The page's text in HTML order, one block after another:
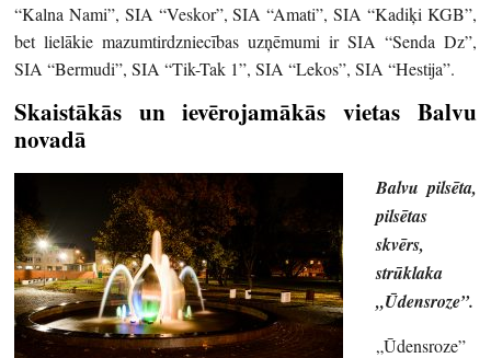
“Kalna Nami”, SIA “Veskor”, SIA “Amati”, SIA “Kadiķi KGB”,
bet lielākie mazumtirdzniecības uzņēmumi ir SIA “Senda Dz”,
SIA “Bermudi”, SIA “Tik-Tak 1”, SIA “Lekos”, SIA “Hestija”.
Skaistākās un ievērojamākās vietas Balvu
novadā
Balvu pilsēta,
pilsētas
skvērs,
strūklaka
„Ūdensroze”.
„Ūdensroze”